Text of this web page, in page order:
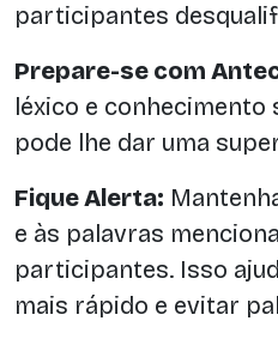
participantes
Prepare-se com
léxico e
pode lhe dar uma
Fique Alerta:
e às palavras
participantes. Isso
mais rápido e evitar